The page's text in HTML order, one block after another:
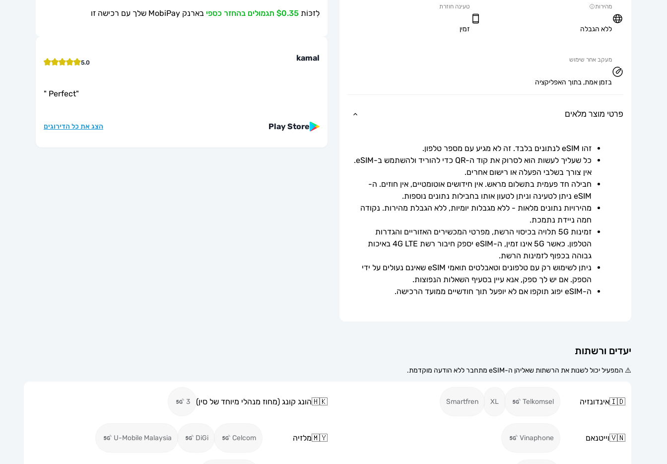
מהירות
ללא הגבלה
טעינה חוזרת
זמין
מעקב אחר שימוש
בזמן אמת, בתוך האפליקציה
פרטי מוצר מלאים
זהו eSIM לנתונים בלבד. זה לא מגיע עם מספר טלפון.
אין צורך בשלבי הפעלה או רישום אחרים.
חבילה חד פעמית בתשלום מראש. אין חידושים אוטומטיים, אין חוזים. ה-
eSIM ניתן לטעינה וניתן לטעון אותו בחבילות נתונים נוספות.
חמה ניידת נתמכת.
גבוהה בכפוף לזמינות הרשת.
הספק. אם יש לך ספק, אנא עיין בסעיף השאלות הנפוצות.
ה-eSIM יפוג תוקפו אם לא יופעל תוך חודשיים ממועד הרכישה.
יעדים ורשתות
⚠️ המפעיל יכול לשנות את הרשתות שאליהן ה-eSIM מתחבר ללא הודעה מוקדמת.
🇮🇩אינדונזיה Telkomsel
XL
Smartfren
🇭🇰הונג קונג (מחוז מנהלי מיוחד של סין) 3
🇻🇳וייטנאם Vinaphone
🇲🇾מלזיה Celcom
DiGi
U-Mobile Malaysia
לִזכּוֹת $0.35 תגמולים בהחזר כספי בארנק MobiPay שלך עם רכישה זו
kamal
5.0
" Perfect"
Play Store הצג את כל הדירוגים